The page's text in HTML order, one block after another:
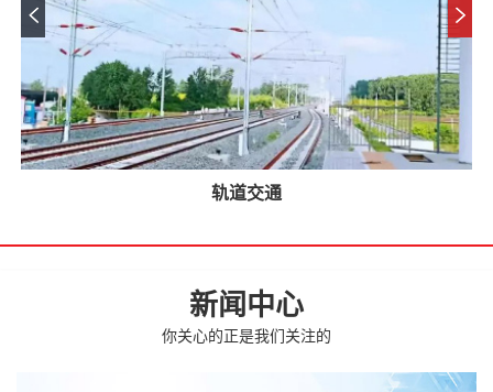
轨道交通
新闻中心
你关心的正是我们关注的